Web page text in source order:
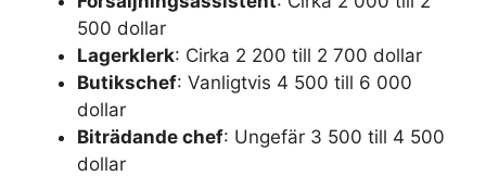
500 dollar
Lagerklerk: Cirka 2 200 till 2 700 dollar
Butikschef: Vanligtvis 4 500 till 6 000
dollar
Biträdande chef: Ungefär 3 500 till 4 500
dollar